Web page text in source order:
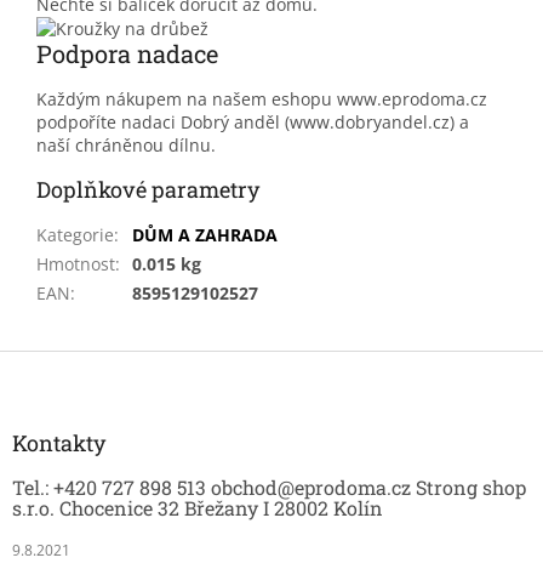
Podpora nadace
Každým nákupem na našem eshopu www.eprodoma.cz
podpoříte nadaci Dobrý anděl (www.dobryandel.cz) a
naší chráněnou dílnu.
Doplňkové parametry
Kategorie:
DŮM A ZAHRADA
Hmotnost: 0.015 kg
EAN: 8595129102527
Z
Kontakty
Tel.: +420 727 898 513 obchod@eprodoma.cz Strong shop
s.r.o. Chocenice 32 Břežany I 28002 Kolín
9.8.2021